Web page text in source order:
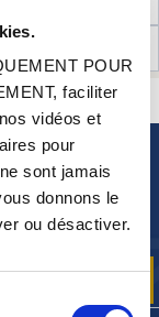
POUR
faciliter
vidéos et
pour
sont jamais
donnons le
ou désactiver.
NOUS